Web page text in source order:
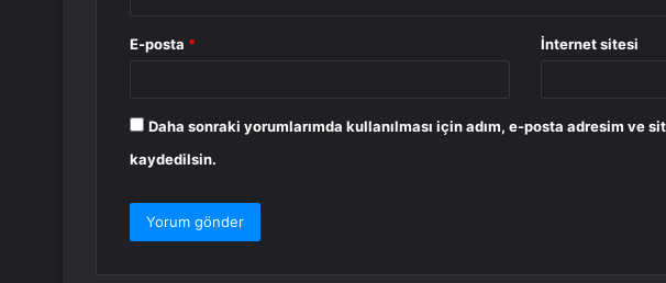
E-posta * İnternet sitesi
Daha sonraki yorumlarımda kullanılması için adım, e-posta adresim ve
kaydedilsin.